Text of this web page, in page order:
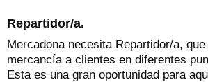
Repartidor/a.
Mercadona necesita Repartidor/a,
mercancía a clientes en diferentes
Esta es una gran oportunidad para